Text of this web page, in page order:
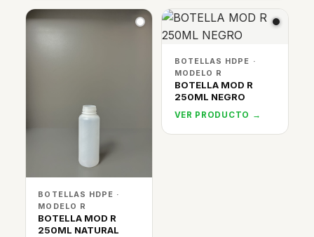
BOTELLAS HDPE ·
MODELO R
BOTELLA MOD R
250ML NATURAL
BOTELLAS HDPE ·
MODELO R
BOTELLA MOD R
250ML NEGRO
VER PRODUCTO →